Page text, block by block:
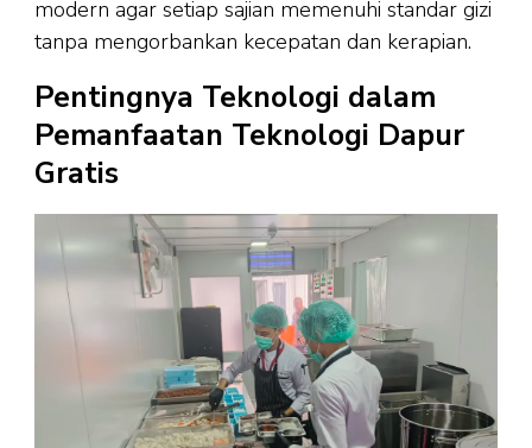
modern agar setiap sajian memenuhi standar gizi
tanpa mengorbankan kecepatan dan kerapian.
Pentingnya Teknologi dalam
Pemanfaatan Teknologi Dapur
Gratis